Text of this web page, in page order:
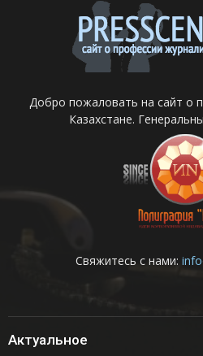
Добро пожаловать на сайт о
Казахстане.
Свяжитесь с нами:
Актуальное